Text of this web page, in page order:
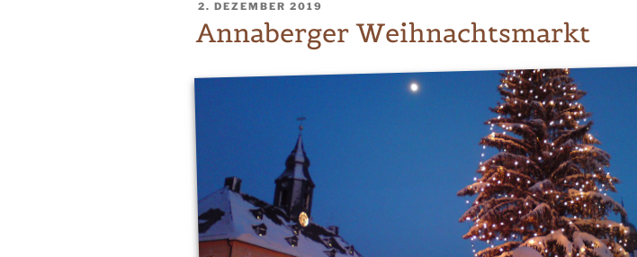
VERÖFFENTLICHT
2. DEZEMBER 2019
Annaberger Weihnachtsmarkt